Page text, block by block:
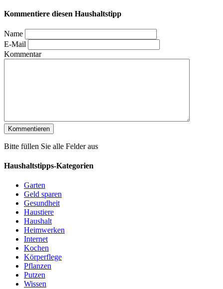
Kommentiere diesen Haushaltstipp
Name
E-Mail
Kommentar
Bitte füllen Sie alle Felder aus
Haushaltstipps-Kategorien
Garten
Geld sparen
Gesundheit
Haustiere
Haushalt
Heimwerken
Internet
Kochen
Körperflege
Pflanzen
Putzen
Wissen